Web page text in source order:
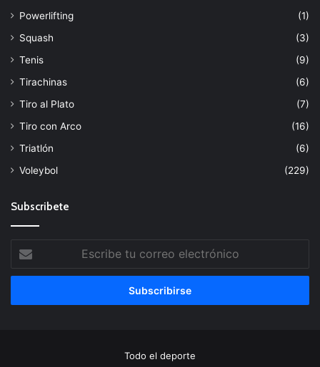
Powerlifting
(1)
Squash
(3)
Tenis
(9)
Tirachinas
(6)
Tiro al Plato
(7)
Tiro con Arco
(16)
Triatlón
(6)
Voleybol
(229)
Subscribete
tu
correo
Todo el deporte